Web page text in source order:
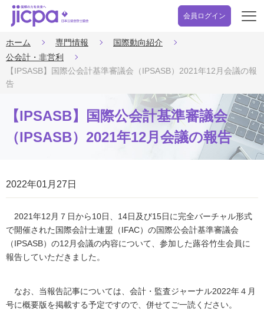
会員ログイン
開
ホーム 専門情報
国際動向紹介
公会計・非営利
【IPSASB】国際公会計基準審議会（IPSASB）2021年12月会議の報
告
【IPSASB】国際公会計基準審議会
（IPSASB）2021年12月会議の報告
2022年01月27日
2021年12月７日から10日、14日及び15日に完全バーチャル形式
で開催された国際会計士連盟（IFAC）の国際公会計基準審議会
（IPSASB）の12月会議の内容について、参加した蕗谷竹生会員に
報告していただきました。
なお、当報告記事については、会計・監査ジャーナル2022年４月
号に概要版を掲載する予定ですので、併せてご一読ください。